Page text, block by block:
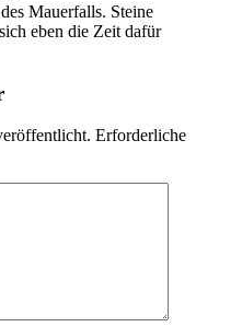
Mauerfalls. Steine
eben die Zeit dafür
Erforderliche